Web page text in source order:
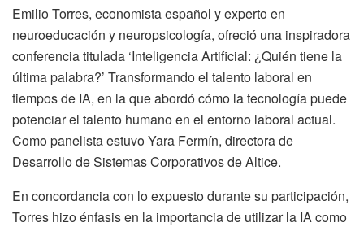
Emilio Torres, economista español y experto en
neuroeducación y neuropsicología, ofreció una inspiradora
conferencia titulada ‘Inteligencia Artificial: ¿Quién tiene la
última palabra?’ Transformando el talento laboral en
tiempos de IA, en la que abordó cómo la tecnología puede
potenciar el talento humano en el entorno laboral actual.
Como panelista estuvo Yara Fermín, directora de
Desarrollo de Sistemas Corporativos de Altice.
En concordancia con lo expuesto durante su participación,
Torres hizo énfasis en la importancia de utilizar la IA como